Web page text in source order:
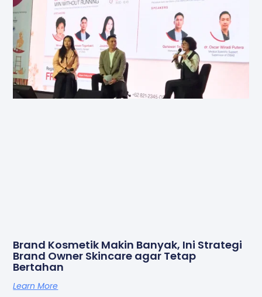
Brand Kosmetik Makin Banyak, Ini Strategi
Brand Owner Skincare agar Tetap
Bertahan
Learn More